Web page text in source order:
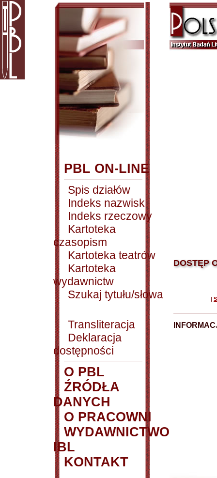
PBL ON-LINE
Spis działów
Indeks nazwisk
Indeks rzeczowy
Kartoteka
czasopism
Kartoteka teatrów
Kartoteka
wydawnictw
Szukaj tytułu/słowa
Transliteracja
Deklaracja
dostępności
O PBL
ŹRÓDŁA
DANYCH
O PRACOWNI
WYDAWNICTWO
IBL
KONTAKT
DOSTĘP
|